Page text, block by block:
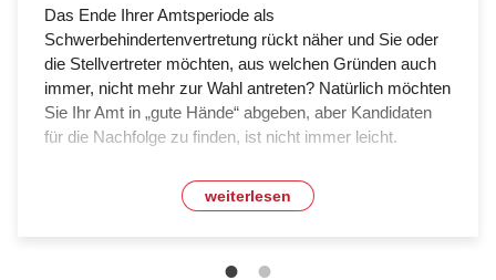
Das Ende Ihrer Amtsperiode als
Schwerbehindertenvertretung rückt näher und Sie oder
die Stellvertreter möchten, aus welchen Gründen auch
immer, nicht mehr zur Wahl antreten? Natürlich möchten
Sie Ihr Amt in „gute Hände“ abgeben, aber Kandidaten
für die Nachfolge zu finden, ist nicht immer leicht.
weiterlesen